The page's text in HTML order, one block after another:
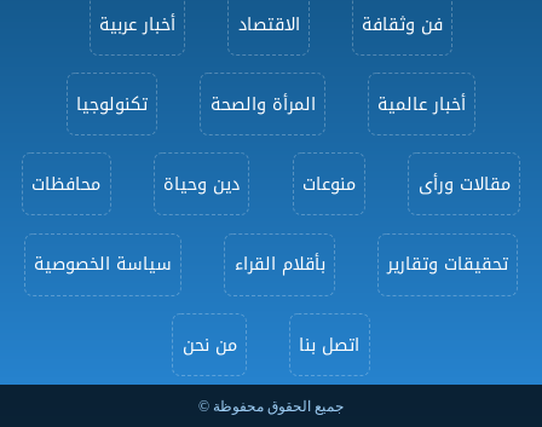
فن وثقافة الاقتصاد أخبار عربية
أخبار عالمية المرأة والصحة تكنولوجيا
مقالات ورأى منوعات دين وحياة محافظات
تحقيقات وتقارير بأقلام القراء سياسة الخصوصية
اتصل بنا من نحن
جميع الحقوق محفوظة ©